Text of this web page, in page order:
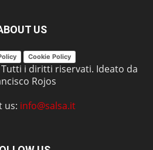
US
Cookie Policy
Tutti i diritti riservati. Ideato da
Rojos
us: info@salsa.it